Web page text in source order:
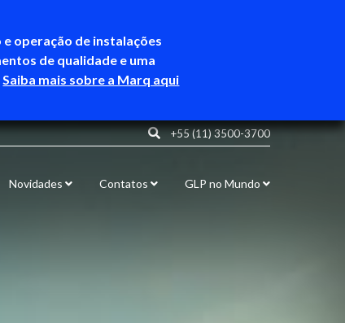
operação de instalações
de qualidade e uma
Saiba mais sobre a Marq aqui
+55 (11) 3500-3700
Novidades Contatos GLP no Mundo